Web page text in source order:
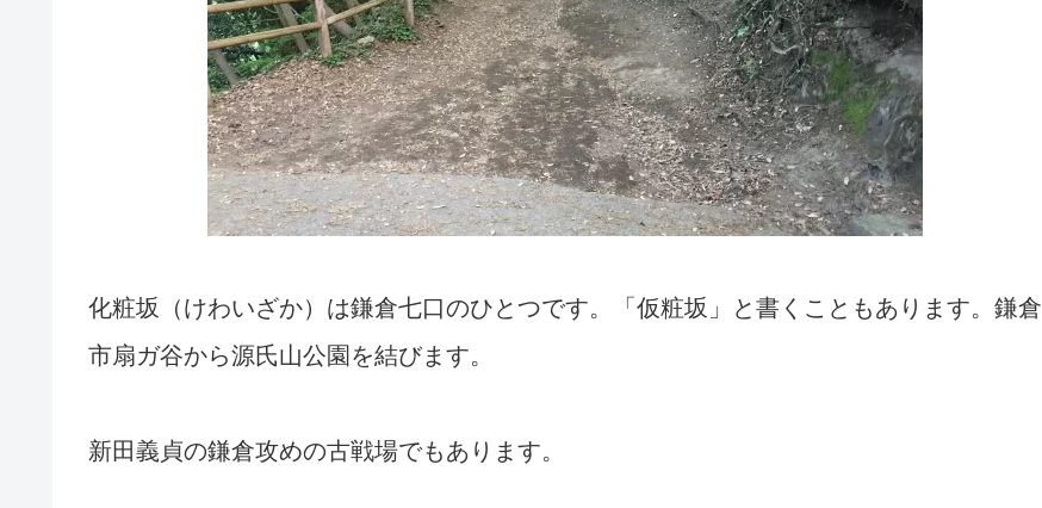
化粧坂（けわいざか）は鎌倉七口のひとつです。「仮粧坂」と書くこともあります。鎌倉
市扇ガ谷から源氏山公園を結びます。
新田義貞の鎌倉攻めの古戦場でもあります。